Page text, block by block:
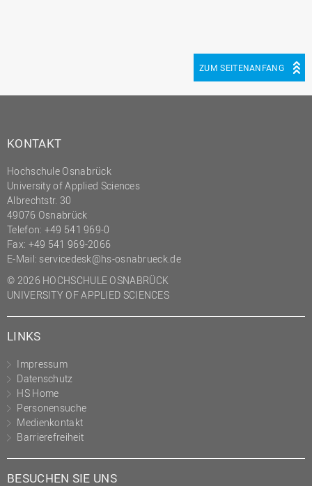
ZUM SEITENANFANG
KONTAKT
Hochschule Osnabrück
University of Applied Sciences
Albrechtstr. 30
49076 Osnabrück
Telefon: +49 541 969-0
Fax: +49 541 969-2066
E-Mail: servicedesk@hs-osnabrueck.de
© 2026 HOCHSCHULE OSNABRÜCK
UNIVERSITY OF APPLIED SCIENCES
LINKS
Impressum
Datenschutz
HS Home
Personensuche
Medienkontakt
Barrierefreiheit
BESUCHEN SIE UNS